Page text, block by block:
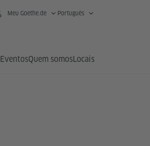
Meu Goethe.de Português
EventosQuem somosLocais